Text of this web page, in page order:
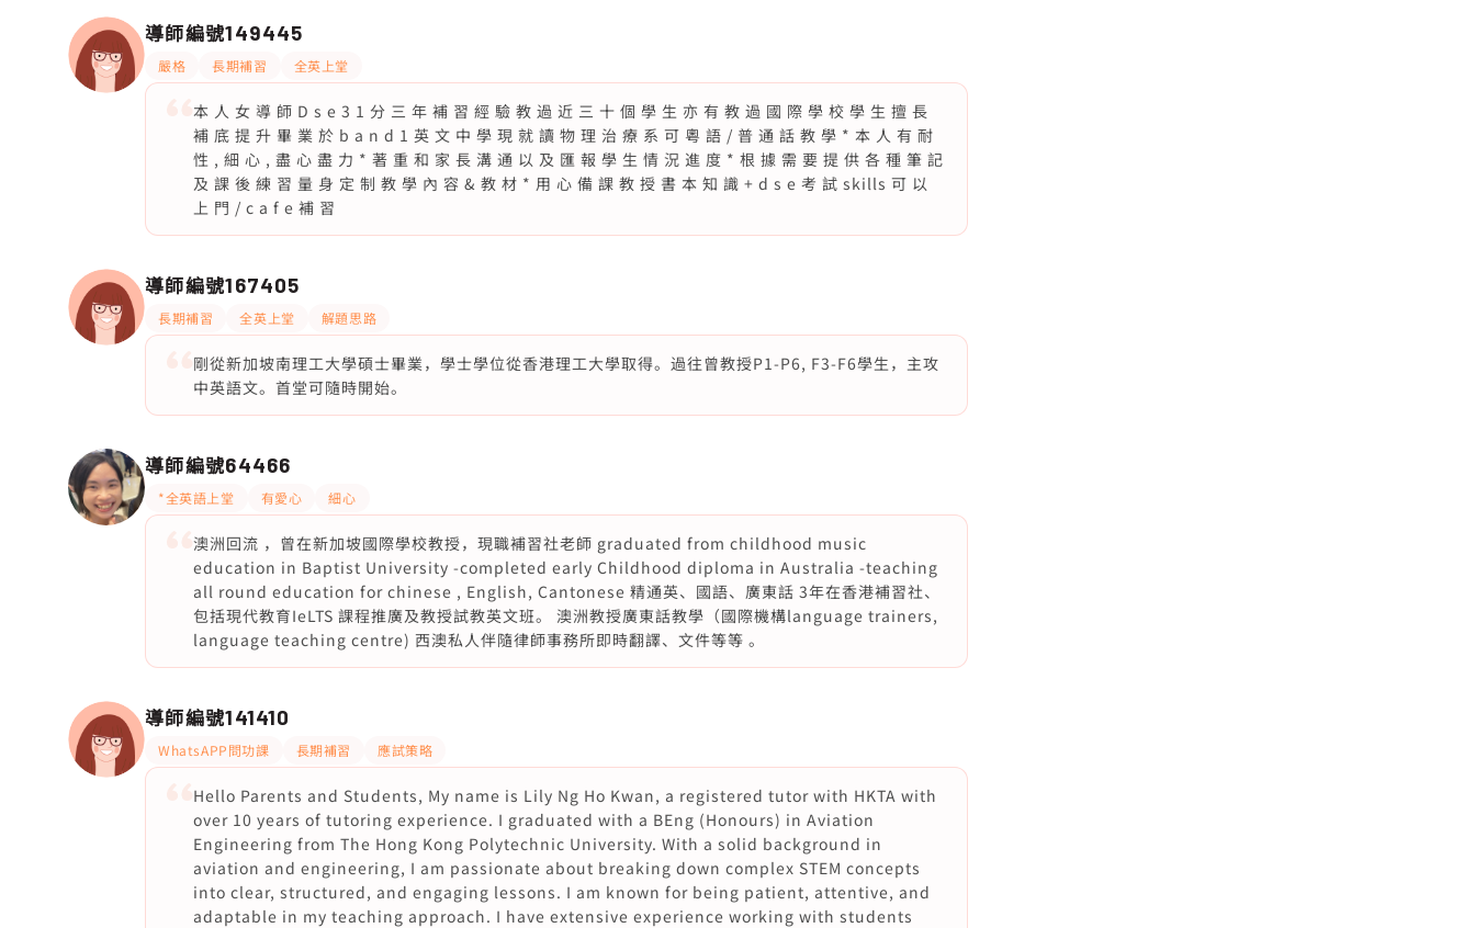
導師編號149445
嚴格 長期補習 全英上堂
本 ⼈ 女 導 師 D s e 3 1 分 三 年 補 習 經 驗 教 過 近 三 ⼗ 個 學 ⽣ 亦 有 教 過 國 際 學 校 學 ⽣ 擅 長
補 底 提 升 畢 業 於 b a n d 1 英 ⽂ 中 學 現 就 讀 物 理 治 療 系 可 粵 語 / 普 通 話 教 學 * 本 ⼈ 有 耐
性 , 細 ⼼ , 盡 ⼼ 盡 ⼒ * 著 重 和 家 長 溝 通 以 及 匯 報 學 ⽣ 情 況 進 度 * 根 據 需 要 提 供 各 種 筆 記
及 課 後 練 習 量 ⾝ 定 制 教 學 內 容 & 教 材 * ⽤ ⼼ 備 課 教 授 書 本 知 識 + d s e 考 試 skills 可 以
上 ⾨ / c a f e 補 習
導師編號167405
長期補習 全英上堂 解題思路
剛從新加坡南理工大學碩士畢業，學士學位從香港理工大學取得。過往曾教授P1-P6, F3-F6學生，主攻
中英語文。首堂可隨時開始。
導師編號64466
*全英語上堂 有愛心 細心
澳洲回流 ，曾在新加坡國際學校教授，現職補習社老師 graduated from childhood music
education in Baptist University -completed early Childhood diploma in Australia -teaching
all round education for chinese , English, Cantonese 精通英、國語、廣東話 3年在香港補習社、
包括現代教育IeLTS 課程推廣及教授試教英文班。 澳洲教授廣東話教學（國際機構language trainers,
language teaching centre) 西澳私人伴隨律師事務所即時翻譯、文件等等 。
導師編號141410
WhatsAPP問功課 長期補習 應試策略
Hello Parents and Students, My name is Lily Ng Ho Kwan, a registered tutor with HKTA with
over 10 years of tutoring experience. I graduated with a BEng (Honours) in Aviation
Engineering from The Hong Kong Polytechnic University. With a solid background in
aviation and engineering, I am passionate about breaking down complex STEM concepts
into clear, structured, and engaging lessons. I am known for being patient, attentive, and
adaptable in my teaching approach. I have extensive experience working with students